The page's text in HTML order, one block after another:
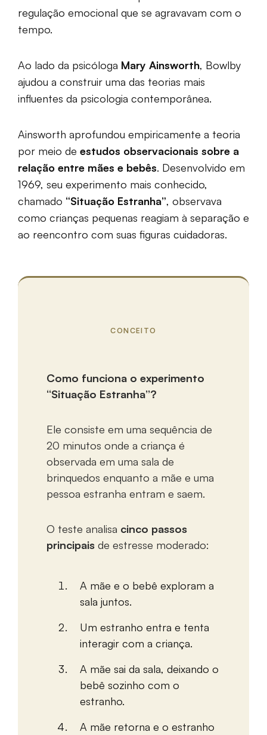
regulação emocional que se agravavam com o
tempo.
Ao lado da psicóloga Mary Ainsworth, Bowlby
ajudou a construir uma das teorias mais
influentes da psicologia contemporânea.
Ainsworth aprofundou empiricamente a teoria
por meio de estudos observacionais sobre a
relação entre mães e bebês. Desenvolvido em
1969, seu experimento mais conhecido,
chamado “Situação Estranha”, observava
como crianças pequenas reagiam à separação e
ao reencontro com suas figuras cuidadoras.
CONCEITO
Como funciona o experimento
“Situação Estranha”?
Ele consiste em uma sequência de
20 minutos onde a criança é
observada em uma sala de
brinquedos enquanto a mãe e uma
pessoa estranha entram e saem.
O teste analisa cinco passos
principais de estresse moderado:
A mãe e o bebê exploram a
sala juntos.
Um estranho entra e tenta
interagir com a criança.
A mãe sai da sala, deixando o
bebê sozinho com o
estranho.
A mãe retorna e o estranho